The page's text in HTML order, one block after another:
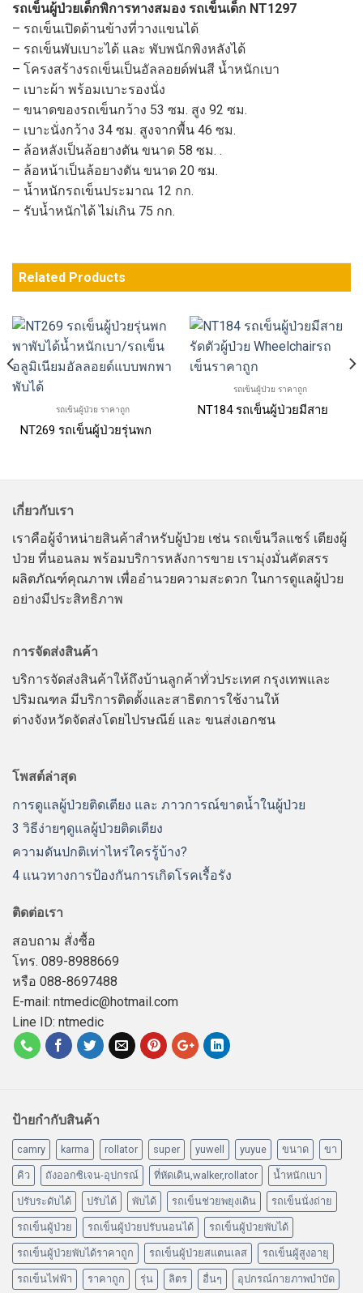
รถเข็นผู้ป่วยเด็กพิการทางสมอง รถเข็นเด็ก NT1297
– รถเข็นเปิดด้านข้างที่วางแขนได้
– รถเข็นพับเบาะได้ และ พับพนักพิงหลังได้
– โครงสร้างรถเข็นเป็นอัลลอยด์พ่นสี น้ำหนักเบา
– เบาะผ้า พร้อมเบาะรองนั่ง
– ขนาดของรถเข็นกว้าง 53 ซม. สูง 92 ซม.
– เบาะนั่งกว้าง 34 ซม. สูงจากพื้น 46 ซม.
– ล้อหลังเป็นล้อยางตัน ขนาด 58 ซม. .
– ล้อหน้าเป็นล้อยางตัน ขนาด 20 ซม.
– น้ำหนักรถเข็นประมาณ 12 กก.
– รับน้ำหนักได้ ไม่เกิน 75 กก.
Related Products
รถเข็นผู้ป่วย ราคาถูก
NT269 รถเข็นผู้ป่วยรุ่นพกพาพับได้น้ำหนักเบา/รถเข็นอลูมิเนียมอั
รถเข็นผู้ป่วย ราคาถูก
NT184 รถเข็นผู้ป่วยมีสายรัดตัว
เบาะและพนักพิงได้ Wheelchair MIKI MPT-43JL
เกี่ยวกับเรา
เราคือผู้จำหน่ายสินค้าสำหรับผู้ป่วย เช่น รถเข็นวีลแชร์ เตียงผู้
ป่วย ที่นอนลม พร้อมบริการหลังการขาย เรามุ่งมั่นคัดสรร
ผลิตภัณฑ์คุณภาพ เพื่ออำนวยความสะดวก ในการดูแลผู้ป่วย
อย่างมีประสิทธิภาพ
การจัดส่งสินค้า
บริการจัดส่งสินค้าให้ถึงบ้านลูกค้าทั่วประเทศ กรุงเทพและ
ปริมณฑล มีบริการติดตั้งและสาธิตการใช้งานให้
ต่างจังหวัดจัดส่งโดยไปรษณีย์ และ ขนส่งเอกชน
โพสต์ล่าสุด
การดูแลผู้ป่วยติดเตียง และ ภาวการณ์ขาดน้ำในผู้ป่วย
3 วิธีง่ายๆดูแลผู้ป่วยติดเตียง
ความดันปกติเท่าไหร่ใครรู้บ้าง?
4 เเนวทางการป้องกันการเกิดโรคเรื้อรัง
ติดต่อเรา
สอบถาม สั่งซื้อ
โทร. 089-8988669
หรือ 088-8697488
E-mail: ntmedic@hotmail.com
Line ID: ntmedic
ป้ายกำกับสินค้า
camry karma rollator super yuwell yuyue ขนาด ขา
คิว ถังออกซิเจน-อุปกรณ์ ที่หัดเดิน,walker,rollator น้ำหนักเบา
ปรับระดับได้ ปรับได้ พับได้ รถเข็นช่วยพยุงเดิน รถเข็นนั่งถ่าย
รถเข็นผู้ป่วย รถเข็นผู้ป่วยปรับนอนได้ รถเข็นผู้ป่วยพับได้
รถเข็นผู้ป่วยพับได้ราคาถูก รถเข็นผู้ป่วยสแตนเลส รถเข็นผู้สูงอายุ
รถเข็นไฟฟ้า ราคาถูก รุ่น ลิตร อื่นๆ อุปกรณ์กายภาพบำบัด